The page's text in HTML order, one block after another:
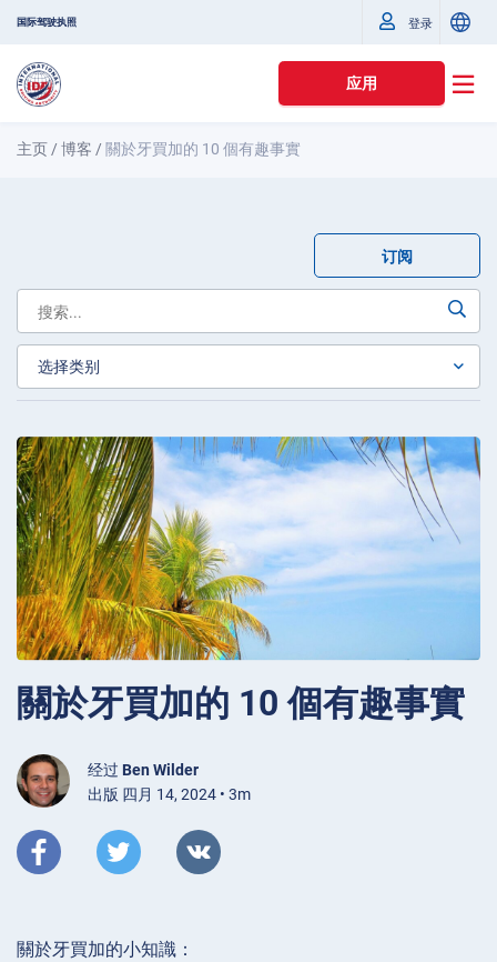
国际驾驶执照 登录
应用
主页 /博客 / 關於牙買加的 10 個有趣事實
订阅
關於牙買加的 10 個有趣事實
经过 Ben Wilder
出版 四月 14, 2024 • 3m
關於牙買加的小知識：